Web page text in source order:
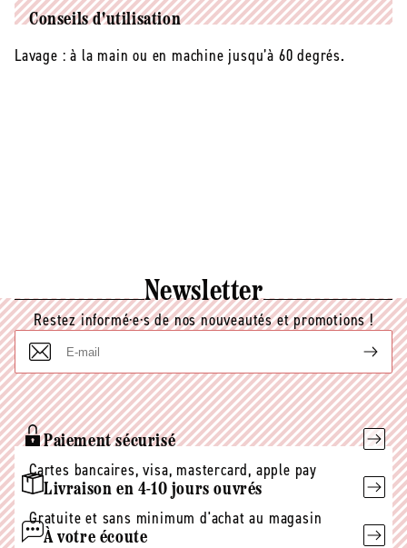
Conseils d'utilisation
Lavage : à la main ou en machine jusqu’à 60 degrés.
Newsletter
Restez informé·e·s de nos nouveautés et promotions !
E-
mail
Paiement sécurisé
Cartes bancaires, visa, mastercard, apple pay
Livraison en 4-10 jours ouvrés
Gratuite et sans minimum d'achat au magasin
À votre écoute